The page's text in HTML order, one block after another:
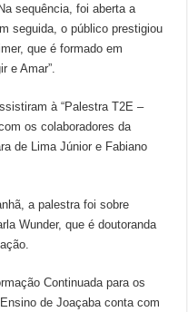
sequência, foi aberta a
seguida, o público prestigiou
que é formado em
e Amar”.
à “Palestra T2E –
os colaboradores da
de Lima Júnior e Fabiano
a palestra foi sobre
Wunder, que é doutoranda
Continuada para os
de Joaçaba conta com